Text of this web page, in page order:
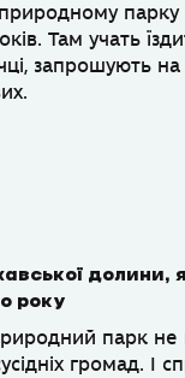
парку
Там учать
запрошують на
долини,
року
парк не
громад. І